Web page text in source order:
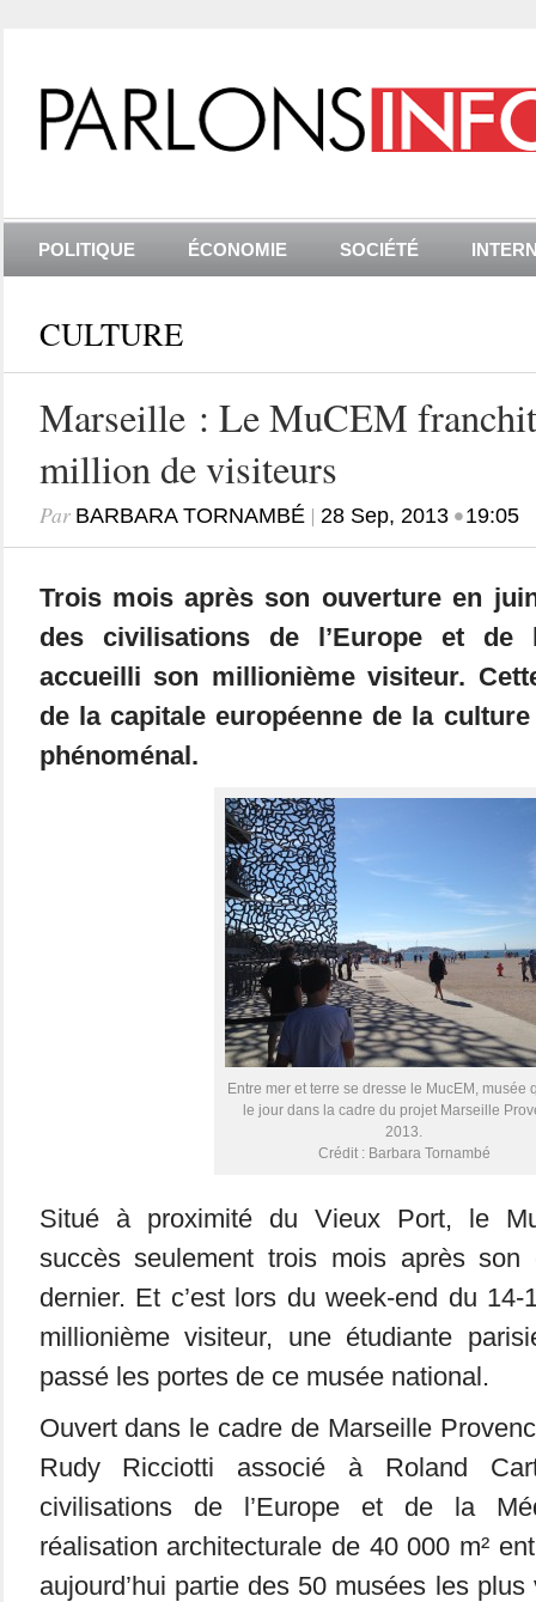
POLITIQUE ÉCONOMIE SOCIÉTÉ
CULTURE
Marseille : Le MuCEM
million de visiteurs
Par BARBARA TORNAMBÉ| 28 Sep, 2013•19:05
Trois mois après son ouverture en
des civilisations de l’Europe et de
accueilli son millionième visiteur.
de la capitale européenne de la
phénoménal.
Entre mer et terre se dresse le MucEM, musée
le jour dans la cadre du projet Marseille
2013.
Crédit : Barbara Tornambé
Situé à proximité du Vieux Port, le
succès seulement trois mois après
dernier. Et c’est lors du week-end du
millionième visiteur, une étudiante
passé les portes de ce musée national.
Ouvert dans le cadre de Marseille
Rudy Ricciotti associé à Roland
civilisations de l’Europe et de la
réalisation architecturale de 40 000 m²
aujourd’hui partie des 50 musées les